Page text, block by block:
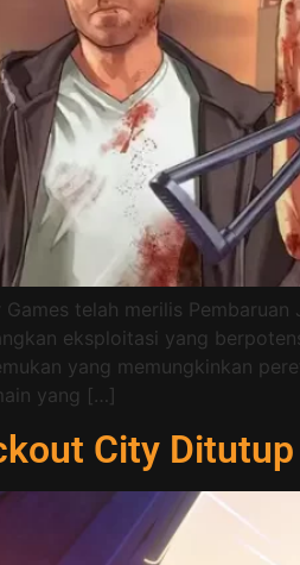
Games telah merilis
eksploitasi yang
yang memungkinkan
yang […]
City Ditutup